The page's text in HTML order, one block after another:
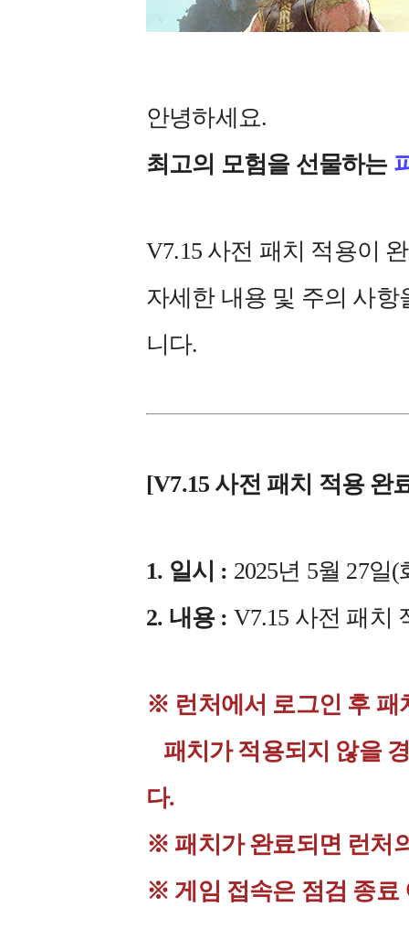
안녕하세요.
최고의 모험을 선물하는
V7.15 사전 패치 적용이
자세한 내용 및 주의 사
니다.
[V7.15 사전 패치 적용 완
1. 일시 : 2025년 5월 27일(
2. 내용 : V7.15 사전 패치
※ 런처에서 로그인 후 패
패치가 적용되지 않을
다.
※ 패치가 완료되면 런처
※ 게임 접속은 점검 종료